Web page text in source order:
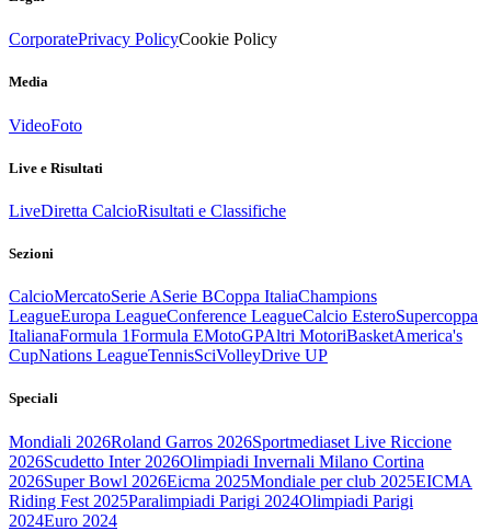
CorporatePrivacy PolicyCookie Policy
Media
VideoFoto
Live e Risultati
LiveDiretta CalcioRisultati e Classifiche
Sezioni
CalcioMercatoSerie ASerie BCoppa ItaliaChampions
LeagueEuropa LeagueConference LeagueCalcio EsteroSupercoppa
ItalianaFormula 1Formula EMotoGPAltri MotoriBasketAmerica's
CupNations LeagueTennisSciVolleyDrive UP
Speciali
Mondiali 2026Roland Garros 2026Sportmediaset Live Riccione
2026Scudetto Inter 2026Olimpiadi Invernali Milano Cortina
2026Super Bowl 2026Eicma 2025Mondiale per club 2025EICMA
Riding Fest 2025Paralimpiadi Parigi 2024Olimpiadi Parigi
2024Euro 2024